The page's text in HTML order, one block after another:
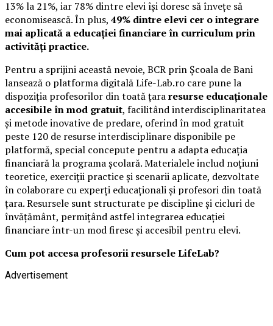
13% la 21%, iar 78% dintre elevi își doresc să învețe să
economisească. În plus, 49% dintre elevi cer o integrare
mai aplicată a educației financiare în curriculum prin
activități practice.
Pentru a sprijini această nevoie, BCR prin Școala de Bani
lansează o platforma digitală Life-Lab.ro care pune la
dispoziția profesorilor din toată țararesurse educaționale
accesibile în mod gratuit, facilitând interdisciplinaritatea
și metode inovative de predare, oferind în mod gratuit
peste 120 de resurse interdisciplinare disponibile pe
platformă, special concepute pentru a adapta educația
financiară la programa școlară. Materialele includ noțiuni
teoretice, exerciții practice și scenarii aplicate, dezvoltate
în colaborare cu experți educaționali și profesori din toată
țara. Resursele sunt structurate pe discipline și cicluri de
învățământ, permițând astfel integrarea educației
financiare într-un mod firesc și accesibil pentru elevi.
Cum pot accesa profesorii resursele LifeLab?
Advertisement